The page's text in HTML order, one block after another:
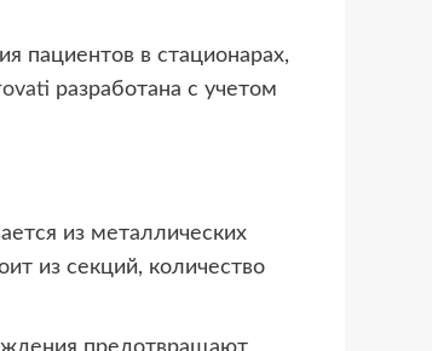
пациентов в стационарах,
разработана с учетом
из металлических
из секций, количество